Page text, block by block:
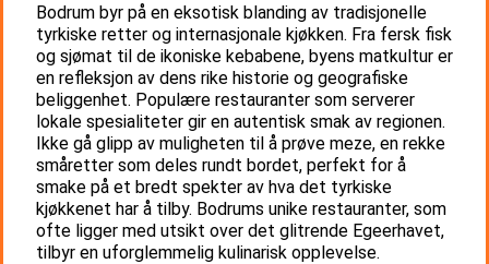
Bodrum byr på en eksotisk blanding av tradisjonelle
tyrkiske retter og internasjonale kjøkken. Fra fersk fisk
og sjømat til de ikoniske kebabene, byens matkultur er
en refleksjon av dens rike historie og geografiske
beliggenhet. Populære restauranter som serverer
lokale spesialiteter gir en autentisk smak av regionen.
Ikke gå glipp av muligheten til å prøve meze, en rekke
småretter som deles rundt bordet, perfekt for å
smake på et bredt spekter av hva det tyrkiske
kjøkkenet har å tilby. Bodrums unike restauranter, som
ofte ligger med utsikt over det glitrende Egeerhavet,
tilbyr en uforglemmelig kulinarisk opplevelse.